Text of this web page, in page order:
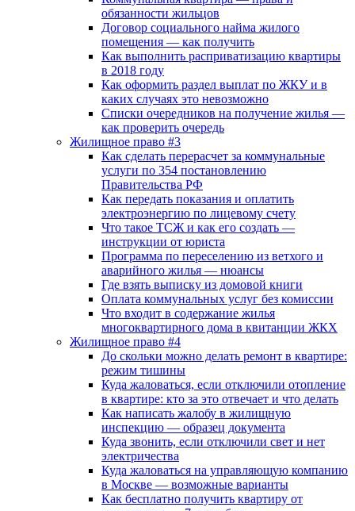
обязанности жильцов
Договор социального найма жилого
помещения — как получить
Как выполнить расприватизацию квартиры
в 2018 году
Как оформить раздел выплат по ЖКУ и в
каких случаях это невозможно
Списки очередников на получение жилья —
как проверить очередь
Жилищное право #3
Как сделать перерасчет за коммунальные
услуги по 354 постановлению
Правительства РФ
Как передать показания и оплатить
электроэнергию по лицевому счету
Что такое ТСЖ и как его создать —
инструкции от юриста
Программа по переселению из ветхого и
аварийного жилья — нюансы
Где взять выписку из домовой книги
Оплата коммунальных услуг без комиссии
Что входит в содержание жилья
многоквартирного дома в квитанции ЖКХ
Жилищное право #4
До скольки можно делать ремонт в квартире:
режим тишины
Куда жаловаться, если отключили отопление
в квартире: кто за это отвечает и что делать
Как написать жалобу в жилищную
инспекцию — образец документа
Куда звонить, если отключили свет и нет
электричества
Куда жаловаться на управляющую компанию
в Москве — возможные варианты
Как бесплатно получить квартиру от